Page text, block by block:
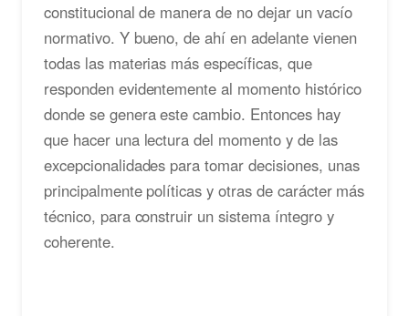
constitucional de manera de no dejar un vacío
normativo. Y bueno, de ahí en adelante vienen
todas las materias más específicas, que
responden evidentemente al momento histórico
donde se genera este cambio. Entonces hay
que hacer una lectura del momento y de las
excepcionalidades para tomar decisiones, unas
principalmente políticas y otras de carácter más
técnico, para construir un sistema íntegro y
coherente.